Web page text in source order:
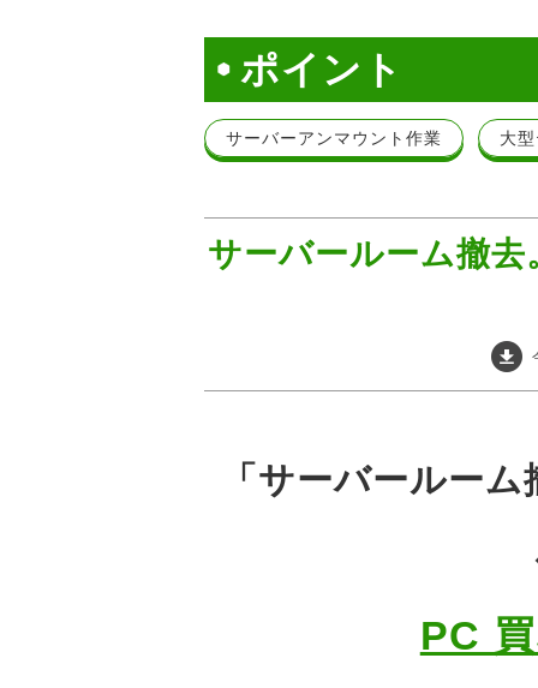
ポイント
サーバーアンマウント作業 大
サーバールーム撤
「サーバールー
PC